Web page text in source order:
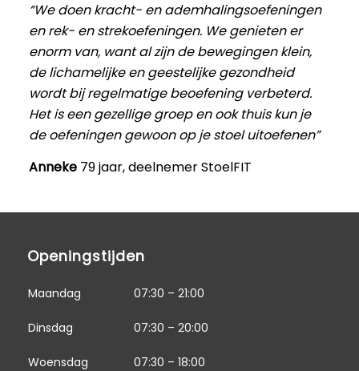
“We doen kracht- en ademhalingsoefeningen
en rek- en strekoefeningen. We genieten er
enorm van, want al zijn de bewegingen klein,
de lichamelijke en geestelijke gezondheid
wordt bij regelmatige beoefening verbeterd.
Het is een gezellige groep en ook thuis kun je
de oefeningen gewoon op je stoel uitoefenen”
Anneke 79 jaar, deelnemer StoelFIT
Openingstijden
Maandag 07:30 – 21:00
Dinsdag 07:30 – 20:00
Woensdag 07:30 – 18:00